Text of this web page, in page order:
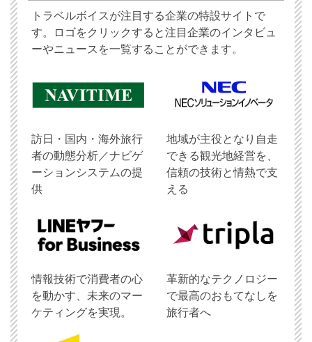
トラベルボイスが注目する企業の特設サイトで
す。ロゴをクリックすると注目企業のインタビュ
ーやニュースを一覧することができます。
訪日・国内・海外旅行
者の動態分析／ナビゲ
ーションシステムの提
供
地域が主役となり自走
できる観光地経営を、
信頼の技術と情熱で支
える
情報技術で消費者の心
を動かす、未来のマー
ケティングを実現。
革新的なテクノロジー
で最高のおもてなしを
旅行者へ